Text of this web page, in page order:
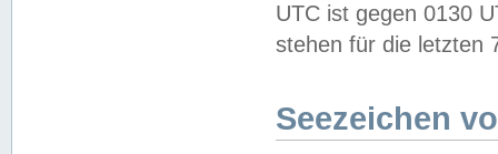
UTC ist gegen 0130
stehen für die letzten
Seezeichen